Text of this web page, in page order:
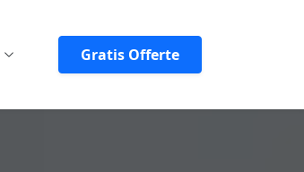
Gratis Offerte